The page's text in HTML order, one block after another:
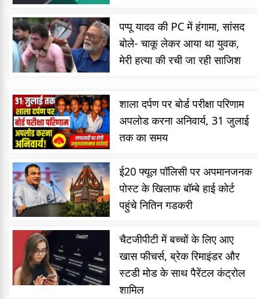
पप्पू यादव की PC में हंगामा, सांसद
बोले- चाकू लेकर आया था युवक,
मेरी हत्या की रची जा रही साजिश
शाला दर्पण पर बोर्ड परीक्षा परिणाम
अपलोड करना अनिवार्य, 31 जुलाई
तक का समय
ई20 फ्यूल पॉलिसी पर अपमानजनक
पोस्ट के खिलाफ बॉम्बे हाई कोर्ट
पहुंचे नितिन गडकरी
चैटजीपीटी में बच्चों के लिए आए
खास फीचर्स, ब्रेक रिमाइंडर और
स्टडी मोड के साथ पैरेंटल कंट्रोल
शामिल